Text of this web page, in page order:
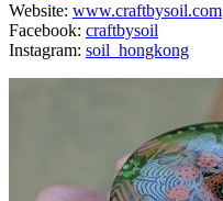
Website: www.craftbysoil.com
Facebook: craftbysoil
Instagram: soil_hongkong